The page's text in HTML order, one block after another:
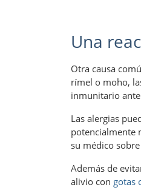
Una
Otra causa
rímel o moho,
inmunitario
Las alergias
potencialmente
su médico
Además de
alivio con gotas